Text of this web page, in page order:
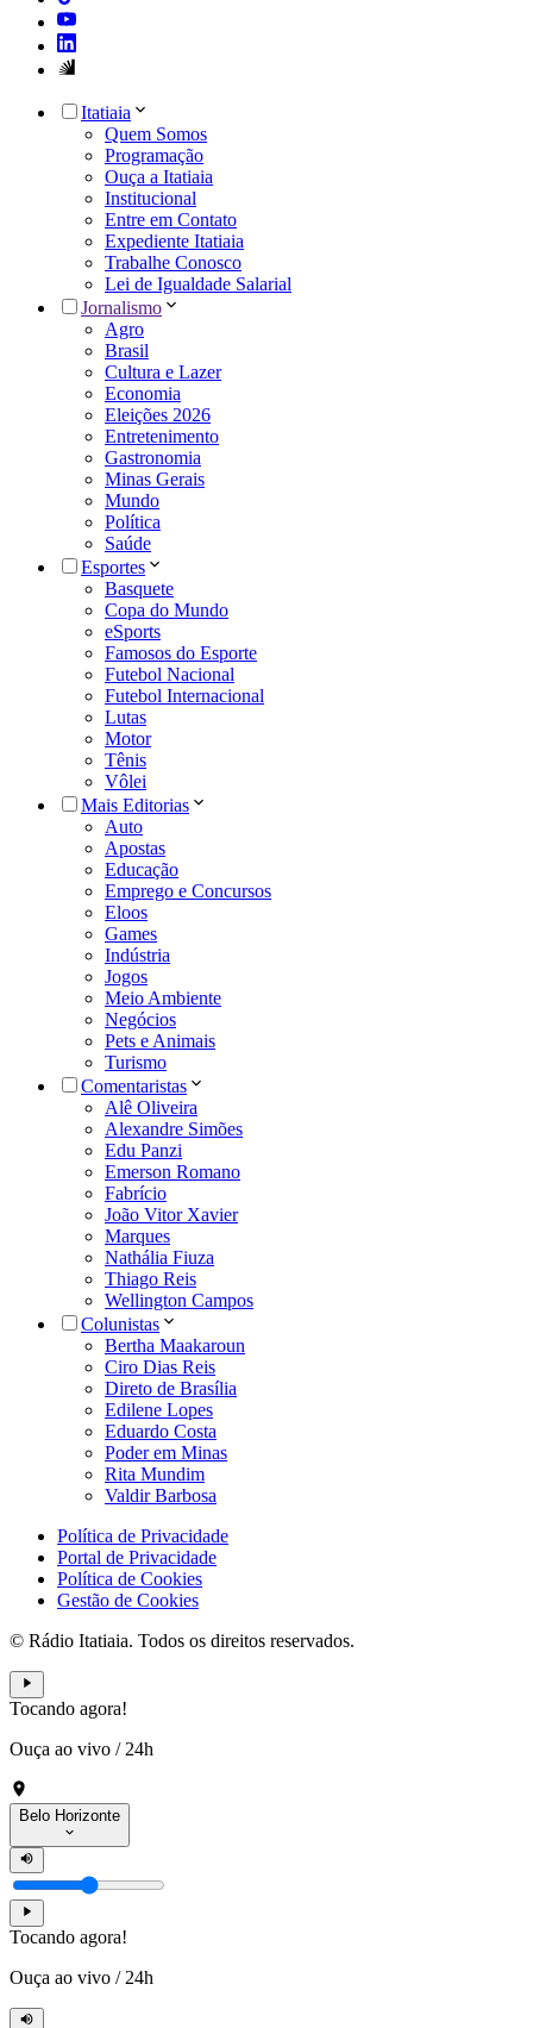
Itatiaia
Quem Somos
Programação
Ouça a Itatiaia
Institucional
Entre em Contato
Expediente Itatiaia
Trabalhe Conosco
Lei de Igualdade Salarial
Jornalismo
Agro
Brasil
Cultura e Lazer
Economia
Eleições 2026
Entretenimento
Gastronomia
Minas Gerais
Mundo
Política
Saúde
Esportes
Basquete
Copa do Mundo
eSports
Famosos do Esporte
Futebol Nacional
Futebol Internacional
Lutas
Motor
Tênis
Vôlei
Mais Editorias
Auto
Apostas
Educação
Emprego e Concursos
Eloos
Games
Indústria
Jogos
Meio Ambiente
Negócios
Pets e Animais
Turismo
Comentaristas
Alê Oliveira
Alexandre Simões
Edu Panzi
Emerson Romano
Fabrício
João Vitor Xavier
Marques
Nathália Fiuza
Thiago Reis
Wellington Campos
Colunistas
Bertha Maakaroun
Ciro Dias Reis
Direto de Brasília
Edilene Lopes
Eduardo Costa
Poder em Minas
Rita Mundim
Valdir Barbosa
Política de Privacidade
Portal de Privacidade
Política de Cookies
Gestão de Cookies
© Rádio Itatiaia. Todos os direitos reservados.
Tocando agora!
Ouça ao vivo / 24h
Belo Horizonte
Tocando agora!
Ouça ao vivo / 24h